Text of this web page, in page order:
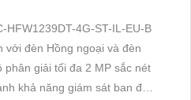
HFW1239DT-4G-ST-IL-EU-B
với đèn Hồng ngoại và đèn
khả năng giám sát ban đêm